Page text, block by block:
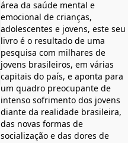
área da saúde mental e
emocional de crianças,
adolescentes e jovens, este seu
livro é o resultado de uma
pesquisa com milhares de
jovens brasileiros, em várias
capitais do país, e aponta para
um quadro preocupante de
intenso sofrimento dos jovens
diante da realidade brasileira,
das novas formas de
socialização e das dores de